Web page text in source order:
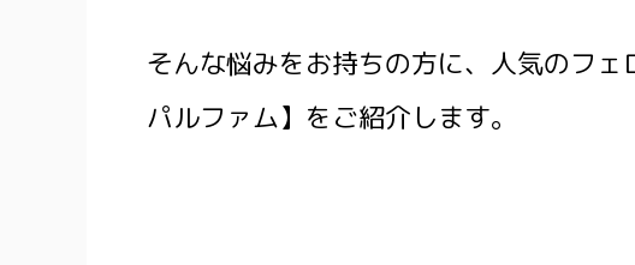
そんな悩みをお持ちの方に、人気のフ
パルファム】をご紹介します。